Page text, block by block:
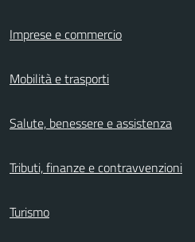
Imprese e commercio
Mobilità e trasporti
Salute, benessere e assistenza
Tributi, finanze e contravvenzioni
Turismo